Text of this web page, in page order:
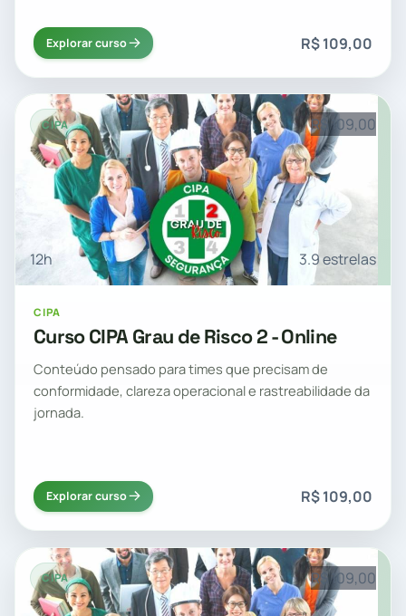
Explorar curso R$ 109,00
CIPA R$ 109,00
12h 3.9 estrelas
CIPA
Curso CIPA Grau de Risco 2 - Online
Conteúdo pensado para times que precisam de
conformidade, clareza operacional e rastreabilidade da
jornada.
Explorar curso R$ 109,00
CIPA R$ 109,00